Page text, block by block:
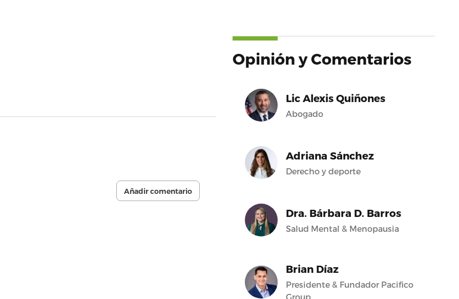
Añadir comentario
Opinión y Comentarios
Lic Alexis Quiñones
Abogado
Adriana Sánchez
Derecho y deporte
Dra. Bárbara D. Barros
Salud Mental & Menopausia
Brian Díaz
Presidente & Fundador Pacifico
Group